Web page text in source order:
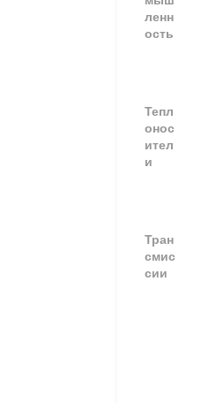
ленн
ость
Тепл
онос
ител
и
Тран
смис
сии